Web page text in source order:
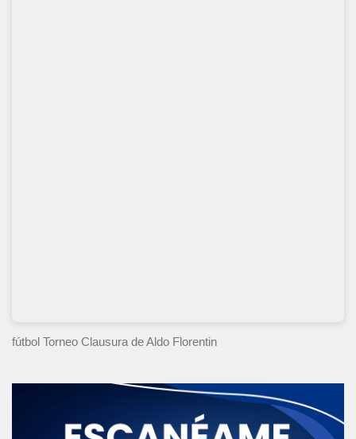
fútbol Torneo Clausurade Aldo Florentin